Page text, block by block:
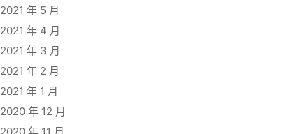
2021 年 5 月
2021 年 4 月
2021 年 3 月
2021 年 2 月
2021 年 1 月
2020 年 12 月